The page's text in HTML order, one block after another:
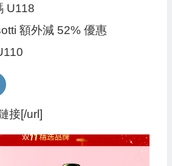
U118
額外減 52% 優惠
接[/url]